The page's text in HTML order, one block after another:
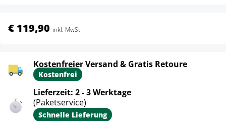
€ 119,90 inkl. MwSt.
Kostenfreier Versand & Gratis Retoure
Kostenfrei
Lieferzeit: 2 - 3 Werktage
(Paketservice)
Schnelle Lieferung